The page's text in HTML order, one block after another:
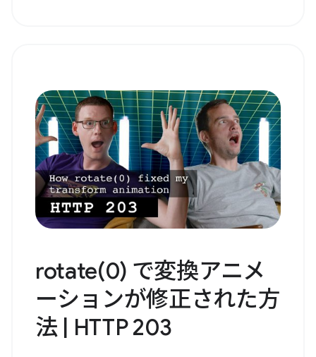
rotate(0) で変換アニメ
ーションが修正された方
法 | HTTP 203